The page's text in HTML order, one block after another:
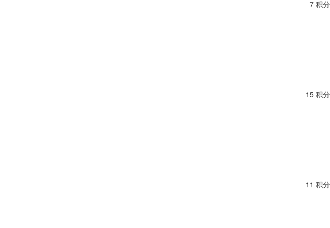
7 积分
15 积分
11 积分